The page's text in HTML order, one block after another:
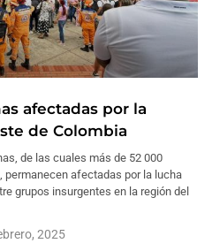
afectadas por la
de Colombia
de las cuales más de 52 000
permanecen afectadas por la lucha
grupos insurgentes en la región del
2025